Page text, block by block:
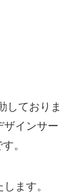
しておりま
ザインサー
。
ます。